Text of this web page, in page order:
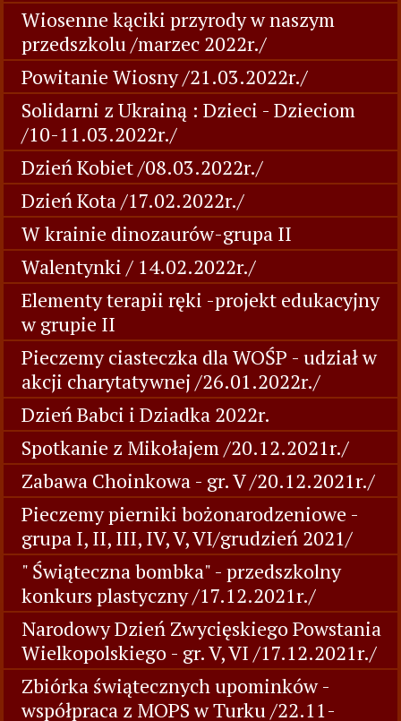
Wiosenne kąciki przyrody w naszym
przedszkolu /marzec 2022r./
Powitanie Wiosny /21.03.2022r./
Solidarni z Ukrainą : Dzieci - Dzieciom
/10-11.03.2022r./
Dzień Kobiet /08.03.2022r./
Dzień Kota /17.02.2022r./
W krainie dinozaurów-grupa II
Walentynki / 14.02.2022r./
Elementy terapii ręki -projekt edukacyjny
w grupie II
Pieczemy ciasteczka dla WOŚP - udział w
akcji charytatywnej /26.01.2022r./
Dzień Babci i Dziadka 2022r.
Spotkanie z Mikołajem /20.12.2021r./
Zabawa Choinkowa - gr. V /20.12.2021r./
Pieczemy pierniki bożonarodzeniowe -
grupa I, II, III, IV, V, VI/grudzień 2021/
" Świąteczna bombka" - przedszkolny
konkurs plastyczny /17.12.2021r./
Narodowy Dzień Zwycięskiego Powstania
Wielkopolskiego - gr. V, VI /17.12.2021r./
Zbiórka świątecznych upominków -
współpraca z MOPS w Turku /22.11-